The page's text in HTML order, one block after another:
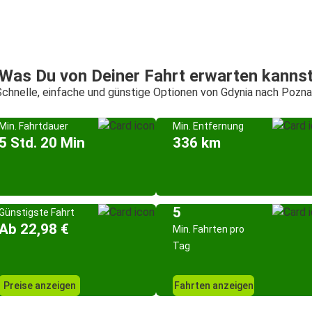
Du von Deiner Fahrt erwarten
einfache und günstige Optionen von Gdynia nach
Fahrtdauer
Std. 20 Min
Min. Entfernung
336 km
Fahrt
22,98 €
Preise anzeigen
5
Min. Fahrten pro
Tag
Fahrten anzeigen